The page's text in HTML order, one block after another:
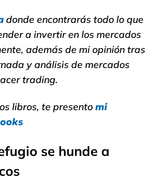
donde encontrarás todo lo que
a invertir en los mercados
además de mi opinión tras
y análisis de mercados
trading.
libros, te presento mi
se hunde a